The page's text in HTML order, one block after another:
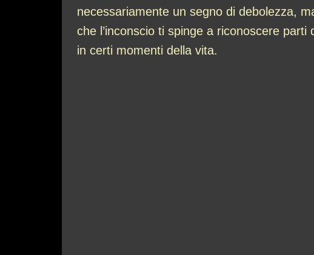
necessariamente un segno di debolezza,
che l’inconscio ti spinge a riconoscere
in certi momenti della vita.